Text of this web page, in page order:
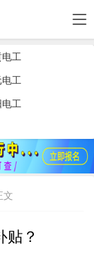
电工
工
工
文
？